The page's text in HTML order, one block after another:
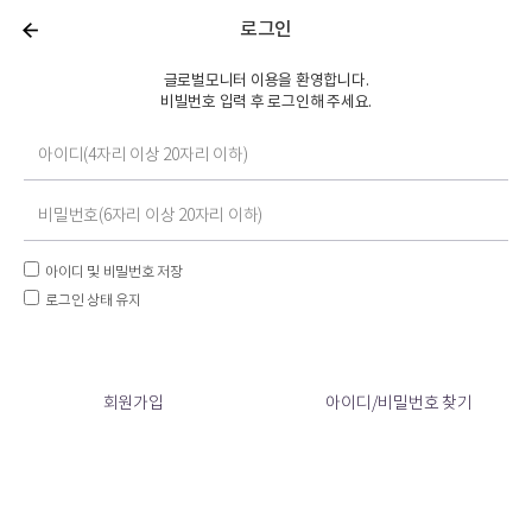
로그인
글로벌모니터 이용을 환영합니다.
비빌번호 입력 후 로그인해 주세요.
아이디 및 비밀번호 저장
로그인 상태 유지
회원가입 아이디/비밀번호 찾기